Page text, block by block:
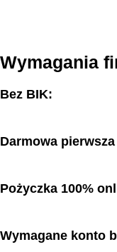
Wymagania
Bez BIK:
Darmowa
Pożyczka 100%
Wymagane konto